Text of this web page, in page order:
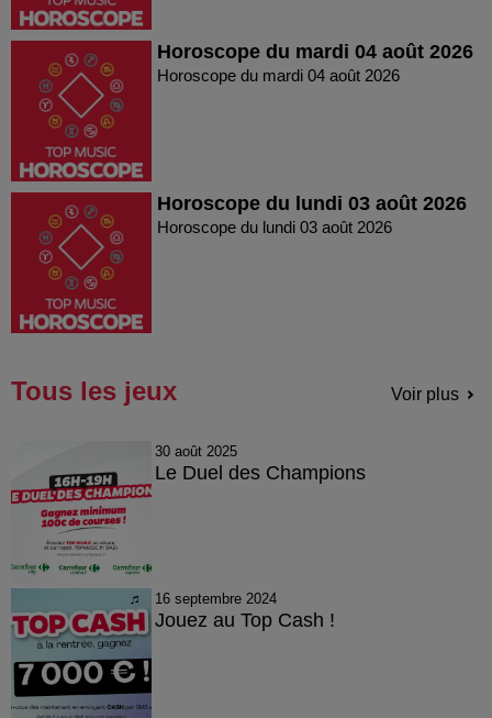
Horoscope du mardi 04 août 2026
Horoscope du mardi 04 août 2026
Horoscope du lundi 03 août 2026
Horoscope du lundi 03 août 2026
Tous les jeux Voir plus
30 août 2025
Le Duel des Champions
16 septembre 2024
Jouez au Top Cash !